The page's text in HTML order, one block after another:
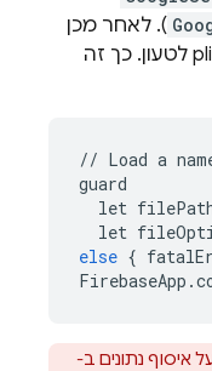
). לאחר מכן
בוחרים בזמן הריצה איזה קובץ plist לטעון. כך זה
// Load a
guard
let
let
else {
FirebaseApp .
איסוף נתונים ב-